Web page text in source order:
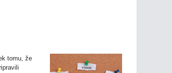
tomu, že